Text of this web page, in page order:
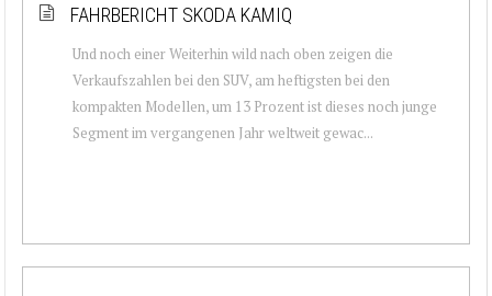
FAHRBERICHT SKODA KAMIQ
Und noch einer Weiterhin wild nach oben zeigen die
Verkaufszahlen bei den SUV, am heftigsten bei den
kompakten Modellen, um 13 Prozent ist dieses noch junge
Segment im vergangenen Jahr weltweit gewac...